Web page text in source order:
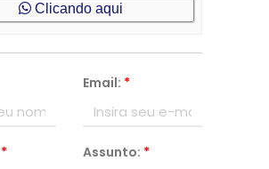
Clicando aqui
Email: *
* Assunto: *